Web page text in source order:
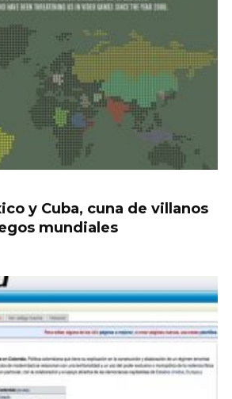
y Cuba, cuna de villanos
mundiales